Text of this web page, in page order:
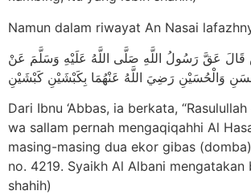
Namun dalam riwayat An Nasai
عَقَّ رَسُولُ اللَّهِ صَلَّى اللَّهُ عَلَيْهِ وَسَلَّمَ عَنْ
وَالْحُسَيْنِ رَضِيَ اللَّهُ عَنْهُمَا بِكَبْشَيْنِ كَبْشَيْنِ
Dari Ibnu ‘Abbas, ia berkata, “Rasulullah
wa sallam pernah mengaqiqahhi Al
masing-masing dua ekor gibas
no. 4219. Syaikh Al Albani mengatakan
shahih)